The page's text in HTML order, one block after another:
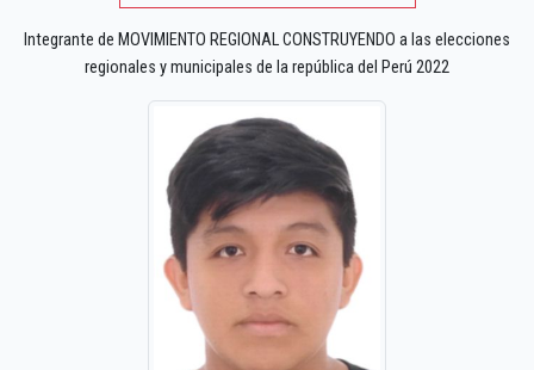
Integrante de MOVIMIENTO REGIONAL CONSTRUYENDO a las elecciones
regionales y municipales de la república del Perú 2022